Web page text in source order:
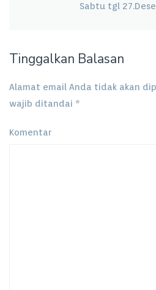
Sabtu tgl
Tinggalkan Balasan
Alamat email Anda tidak akan
wajib ditandai *
Komentar